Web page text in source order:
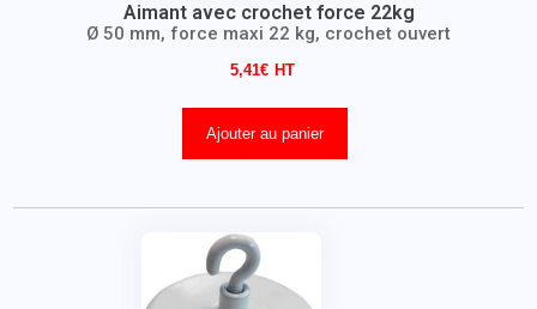
Aimant avec crochet force 22kg
Ø 50 mm, force maxi 22 kg, crochet ouvert
5,41€
Ajouter au panier